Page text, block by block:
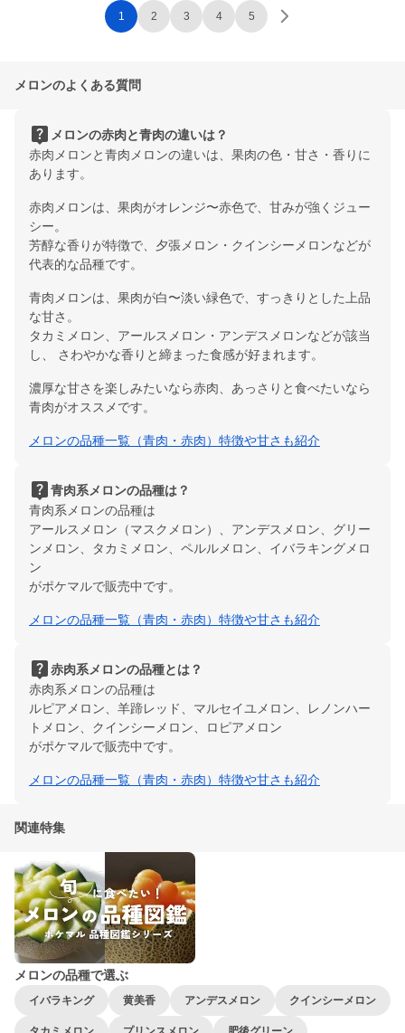
1 2 3 4 5
メロンのよくある質問
live_help メロンの赤肉と青肉の違いは？
赤肉メロンと青肉メロンの違いは、果肉の色・甘さ・香りに
あります。
赤肉メロンは、果肉がオレンジ〜赤色で、甘みが強くジュー
シー。
芳醇な香りが特徴で、夕張メロン・クインシーメロンなどが
代表的な品種です。
青肉メロンは、果肉が白〜淡い緑色で、すっきりとした上品
な甘さ。
タカミメロン、アールスメロン・アンデスメロンなどが該当
し、 さわやかな香りと締まった食感が好まれます。
濃厚な甘さを楽しみたいなら赤肉、あっさりと食べたいなら
青肉がオススメです。
メロンの品種一覧（青肉・赤肉）特徴や甘さも紹介
live_help青肉系メロンの品種は？
青肉系メロンの品種は
アールスメロン（マスクメロン）、アンデスメロン、グリー
ンメロン、タカミメロン、ペルルメロン、イバラキングメロ
ン
がポケマルで販売中です。
メロンの品種一覧（青肉・赤肉）特徴や甘さも紹介
live_help赤肉系メロンの品種とは？
赤肉系メロンの品種は
ルピアメロン、羊蹄レッド、マルセイユメロン、レノンハー
トメロン、クインシーメロン、ロピアメロン
がポケマルで販売中です。
メロンの品種一覧（青肉・赤肉）特徴や甘さも紹介
関連特集
メロンの品種で選ぶ
イバラキング 黄美香 アンデスメロン クインシーメロン